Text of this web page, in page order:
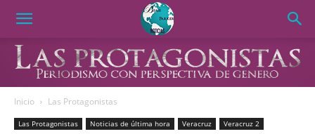
Inicio Las Protagonistas
Las Protagonistas Noticias de última hora Veracruz Veracruz 2